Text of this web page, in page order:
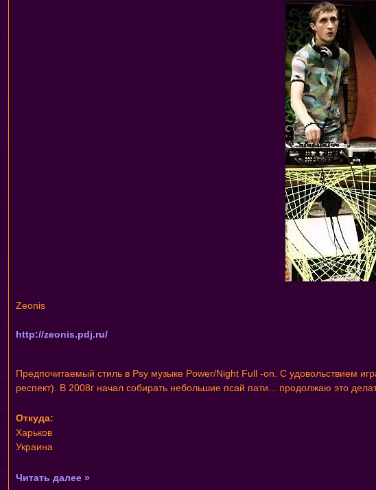
Zeonis
http://zeonis.pdj.ru/
Предпочитаемый стиль в Psy музыке Power/Night Full -on. С удовольствием
респект). В 2008г начал собирать небольшие псай пати... продолжаю это
Откуда:
Харьков
Украина
Читать далее »